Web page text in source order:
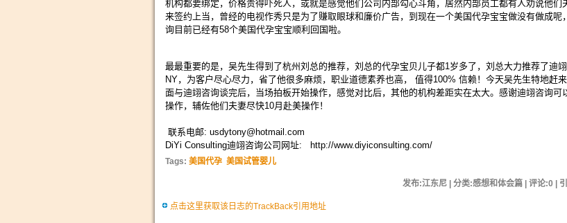
机构都要绑定，价格贵得吓死人，或就是感觉他们公司内部勾心斗角，居然内部员工都有人劝说他们
来签约上当，曾经的电视作秀只是为了赚取眼球和廉价广告，到现在一个美国代孕宝宝做没有做成呢
询目前已经有58个美国代孕宝宝顺利回国啦。
最最重要的是，吴先生得到了杭州刘总的推荐，刘总的代孕宝贝儿子都1岁多了，刘总大力推荐了迪
NY，为客户尽心尽力，省了他很多麻烦，职业道德素养也高， 值得100% 信赖！今天吴先生特地赶
面与迪翊咨询谈完后，当场拍板开始操作，感觉对比后，其他的机构差距实在太大。感谢迪翊咨询可
操作，辅佐他们夫妻尽快10月赴美操作！
联系电邮: usdytony@hotmail.com
DiYi Consulting迪翊咨询公司网址:
http://www.diyiconsulting.com/
Tags: 美国代孕 美国试管婴儿
发布:江东尼 | 分类:感想和体会篇 | 评论:0 |
点击这里获取该日志的TrackBack引用地址